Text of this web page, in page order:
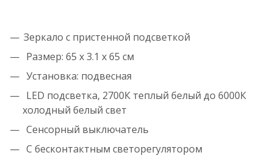
Зеркало с пристенной подсветкой
Размер: 65 х 3.1 х 65 см
Установка: подвесная
LED подсветка, 2700К теплый белый до 6000К
холодный белый свет
Сенсорный выключатель
С бесконтактным светорегулятором